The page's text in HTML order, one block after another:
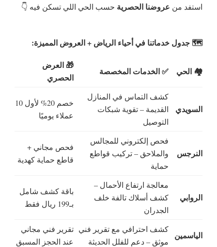
استفد من عروضنا الحصرية حسب الحي اللي تسكن فيه 👇
🗺️ جدول خدماتنا في أحياء الرياض + العروض المميزة:
🏘️ الحي ✅ الخدمات المخصصة
🎁 العرض
الحصري
السويدي
كشف التماس في المنازل
القديمة – تقوية شبكات
التوصيل
خصم 20% لأول 10
عملاء يوميًا
النرجس
فحص إلكتروني للمجالس
والملاحق – تركيب قواطع
حماية
فحص مجاني +
قاطع حماية كهدية
الروابي
معالجة ارتفاع الأحمال –
كشف أسلاك تالفة خلف
الجدران
باقة كشف شامل
بـ199 ريال فقط
الياسمين
كشف احترافي مع تقرير فني
موثق – دعم للفلل الحديثة
تقرير فني مجاني
عند الحجز المسبق